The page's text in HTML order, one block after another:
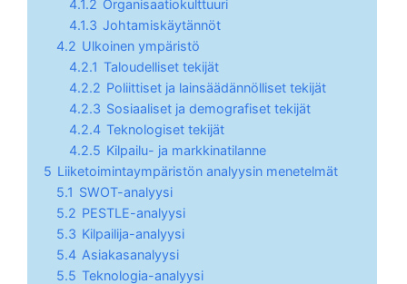
4.1.2 Organisaatiokulttuuri
4.1.3 Johtamiskäytännöt
4.2 Ulkoinen ympäristö
4.2.1 Taloudelliset tekijät
4.2.2 Poliittiset ja lainsäädännölliset tekijät
4.2.3 Sosiaaliset ja demografiset tekijät
4.2.4 Teknologiset tekijät
4.2.5 Kilpailu- ja markkinatilanne
5 Liiketoimintaympäristön analyysin menetelmät
5.1 SWOT-analyysi
5.2 PESTLE-analyysi
5.3 Kilpailija-analyysi
5.4 Asiakasanalyysi
5.5 Teknologia-analyysi